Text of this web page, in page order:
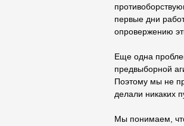
первые дни
опровержению
Еще одна
предвыборной
Поэтому мы не
делали никаких
Мы понимаем,